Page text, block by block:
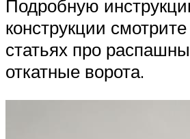
Подробную
конструкции
статьях про
откатные ворота.